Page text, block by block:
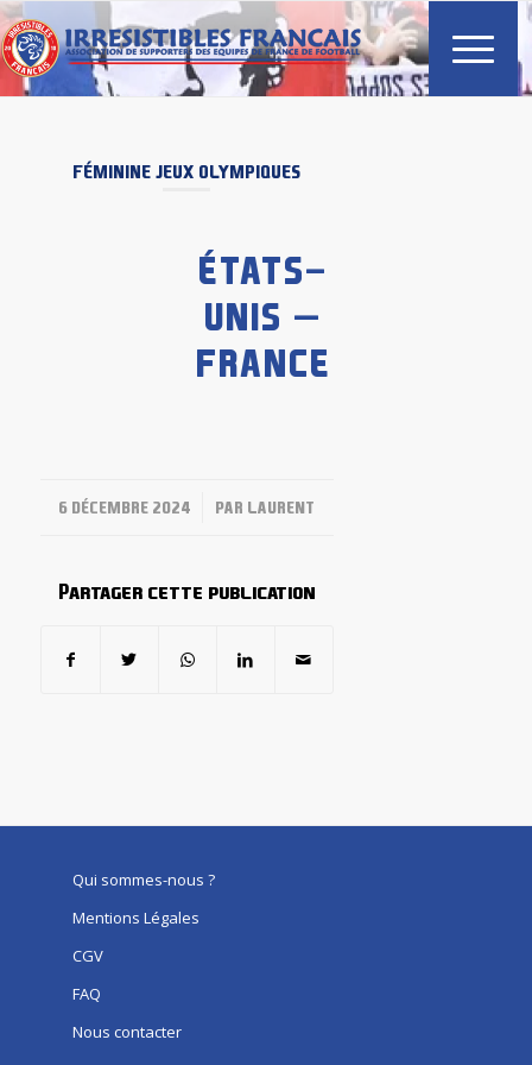
FÉMININE JEUX OLYMPIQUES
ÉTATS-
UNIS –
FRANCE
6 DÉCEMBRE 2024
/ PAR LAURENT
Partager cette publication
Qui sommes-nous ?
Mentions Légales
CGV
FAQ
Nous contacter